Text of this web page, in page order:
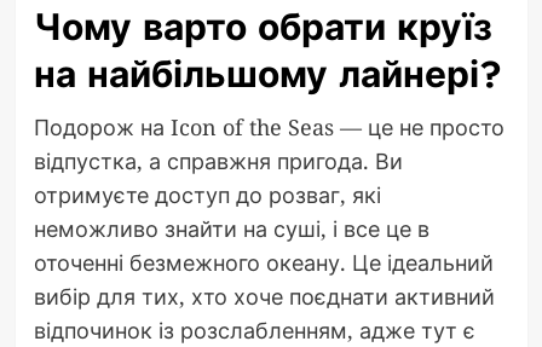
Чому варто обрати круїз
на найбільшому лайнері?
Подорож на Icon of the Seas — це не просто
відпустка, а справжня пригода. Ви
отримуєте доступ до розваг, які
неможливо знайти на суші, і все це в
оточенні безмежного океану. Це ідеальний
вибір для тих, хто хоче поєднати активний
відпочинок із розслабленням, адже тут є